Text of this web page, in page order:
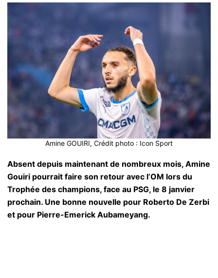
Amine GOUIRI, Crédit photo : Icon Sport
Absent depuis maintenant de nombreux mois, Amine
Gouiri pourrait faire son retour avec l’OM lors du
Trophée des champions, face au PSG, le 8 janvier
prochain. Une bonne nouvelle pour Roberto De Zerbi
et pour Pierre-Emerick Aubameyang.